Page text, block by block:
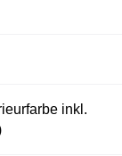
inkl.